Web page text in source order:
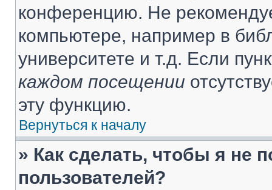
конференцию. Не
компьютере, например в
университете и т.д. Если
каждом посещении
эту функцию.
Вернуться к началу
» Как сделать, чтобы я не
пользователей?